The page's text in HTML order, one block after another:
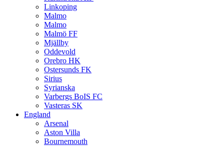
Linkoping
Malmo
Malmo
Malmö FF
Mjällby
Oddevold
Orebro HK
Ostersunds FK
Sirius
Syrianska
Varbergs BoIS FC
Vasteras SK
England
Arsenal
Aston Villa
Bournemouth